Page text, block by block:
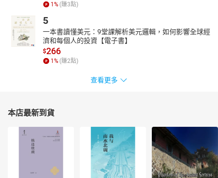
1 % (賺3點)
5
一本書讀懂美元：9堂課解析美元邏輯，如何影響全球經
濟和每個人的投資【電子書】
$266
1 % (賺2點)
查看更多
本店最新到貨